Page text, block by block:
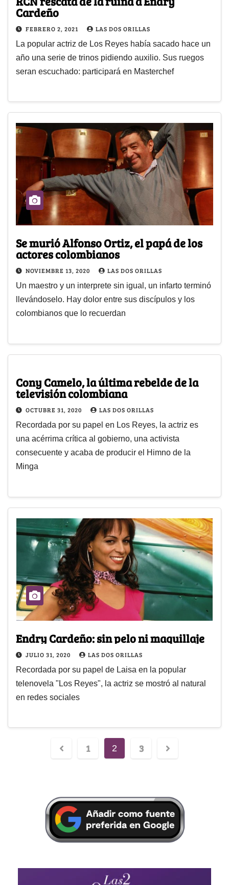
Cardeño
FEBRERO 2, 2021 LAS DOS ORILLAS
La popular actriz de Los Reyes había sacado hace un
año una serie de trinos pidiendo auxilio. Sus ruegos
seran escuchado: participará en Masterchef
Se murió Alfonso Ortiz, el papá de los
actores colombianos
NOVIEMBRE 13, 2020 LAS DOS ORILLAS
Un maestro y un interprete sin igual, un infarto terminó
llevándoselo. Hay dolor entre sus discípulos y los
colombianos que lo recuerdan
Cony Camelo, la última rebelde de la
televisión colombiana
OCTUBRE 31, 2020 LAS DOS ORILLAS
Recordada por su papel en Los Reyes, la actriz es
una acérrima crítica al gobierno, una activista
consecuente y acaba de producir el Himno de la
Minga
Endry Cardeño: sin pelo ni maquillaje
JULIO 31, 2020 LAS DOS ORILLAS
Recordada por su papel de Laisa en la popular
telenovela "Los Reyes", la actriz se mostró al natural
en redes sociales
1 2 3